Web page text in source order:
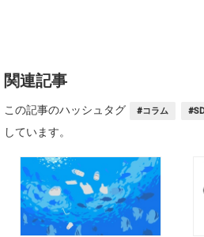
関連記事
この記事のハッシュタグ #コラム
しています。